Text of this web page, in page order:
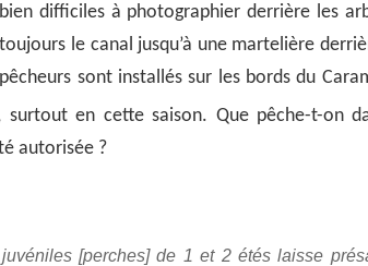
bien difficiles à photographier derrière les
toujours le canal jusqu’à une martelière
pêcheurs sont installés sur les bords du
en cette saison. Que pêche-t-on
autorisée ?
juvéniles [perches] de 1 et 2 étés laisse